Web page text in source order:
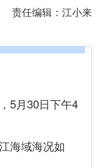
责任编辑： 江小来
5月30日下午4
海域海况如